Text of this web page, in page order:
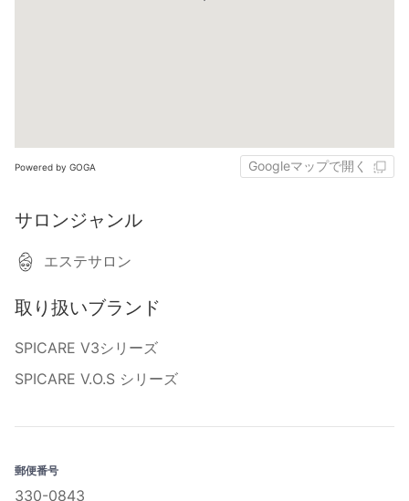
Powered by GOGA Googleマップで開く
サロンジャンル
エステサロン
取り扱いブランド
SPICARE V3シリーズ
SPICARE V.O.S シリーズ
郵便番号
330-0843